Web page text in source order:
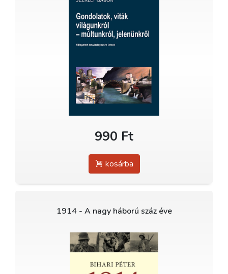
990 Ft
kosárba
1914 - A nagy háború száz éve